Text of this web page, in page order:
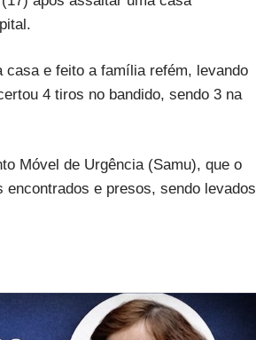
e feito a família refém, levando
4 tiros no bandido, sendo 3 na
Móvel de Urgência (Samu), que o
e presos, sendo levados